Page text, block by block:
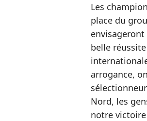
Les
place du
belle
arrogance,
Nord, les
notre